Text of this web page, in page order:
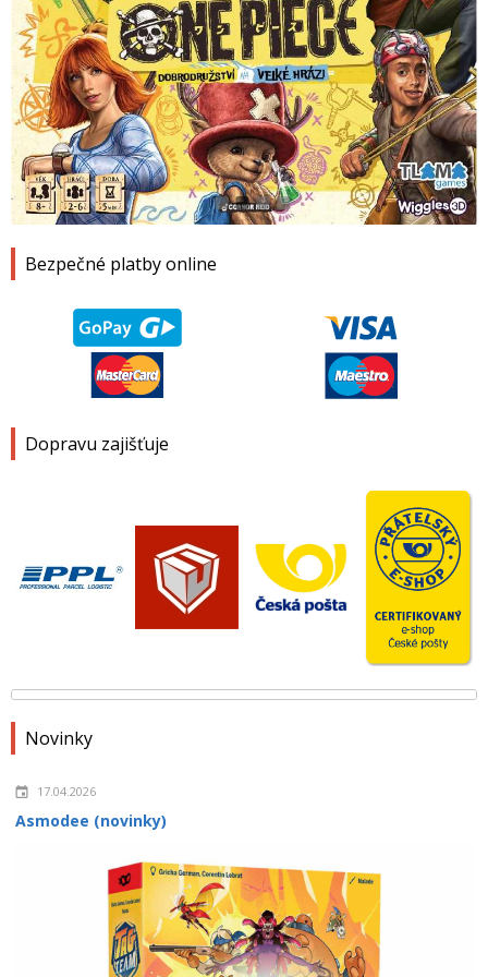
Bezpečné platby online
Dopravu zajišťuje
Novinky
17.04.2026
Asmodee (novinky)